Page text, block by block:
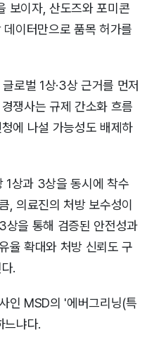
보이자, 산도즈와 포미콘
이터만으로 품목 허가를
로벌 1상·3상 근거를 먼저
쟁사는 규제 간소화 흐름
에 나설 가능성도 배제하
1상과 3상을 동시에 착수
, 의료진의 처방 보수성이
상을 통해 검증된 안전성과
율 확대와 처방 신뢰도 구
.
인 MSD의 '에버그리닝(특
느냐다.